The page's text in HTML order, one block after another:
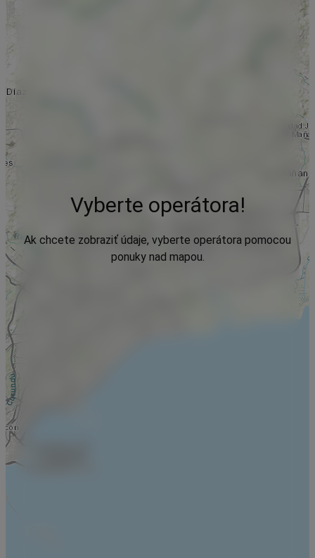
Vyberte operátora!
Ak chcete zobraziť údaje, vyberte operátora pomocou
ponuky nad mapou.